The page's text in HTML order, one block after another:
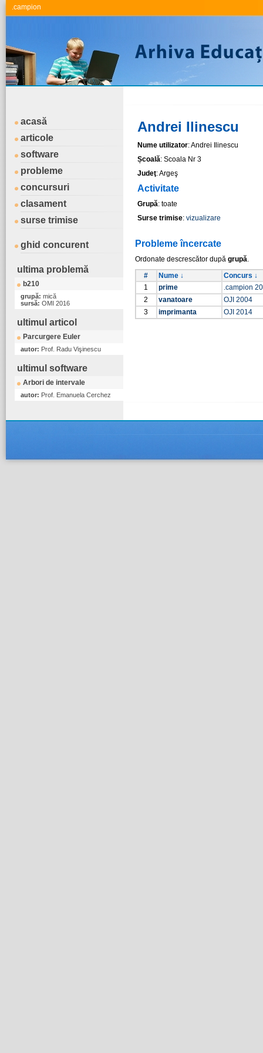
.campion
acasă
articole
software
probleme
concursuri
clasament
surse trimise
ghid concurent
ultima problemă
b210
grupă: mică
sursă: OMI 2016
ultimul articol
Parcurgere Euler
autor: Prof. Radu Vişinescu
ultimul software
Arbori de intervale
autor: Prof. Emanuela Cerchez
Andrei Ilinescu
Nume utilizator: Andrei Ilinescu
Școală: Scoala Nr 3
Judeţ: Argeş
Activitate
Grupă: toate
Surse trimise: vizualizare
Probleme încercate
Ordonate descrescător după grupă.
#
Nume ↓
Concurs ↓
1
prime
.campion
2
vanatoare
OJI 2004
3
imprimanta OJI 2014